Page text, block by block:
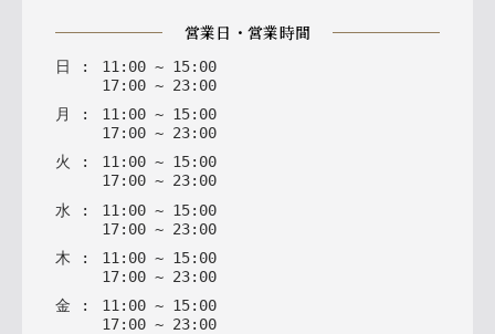
営業日・営業時間
日 : 11 : 00 ~ 15: 00
17: 00 ~ 23: 00
月
: 11: 00 ~ 15: 00
17: 00 ~ 23: 00
火
: 11: 00 ~ 15: 00
17: 00 ~ 23: 00
水 : 11 : 00 ~ 15: 00
17: 00 ~ 23: 00
木 : 11 : 00 ~ 15: 00
17: 00 ~ 23: 00
金 : 11 : 00 ~ 15: 00
17: 00 ~ 23: 00